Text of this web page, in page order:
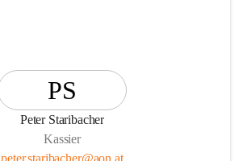
PS
Peter Staribacher
Kassier
peter.staribacher@aon.at